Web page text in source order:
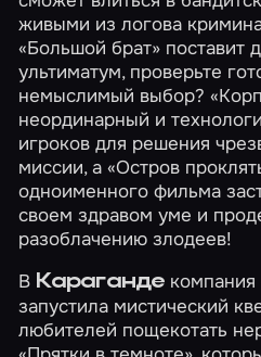
живыми из логова
«Большой брат» поставит
ультиматум, проверьте
немыслимый выбор?
неординарный и
игроков для решения
миссии, а«Остров
одноименного фильма
своем здравом уме и
разоблачению злодеев!
В Караганде компания
запустила мистический
любителей пощекотать